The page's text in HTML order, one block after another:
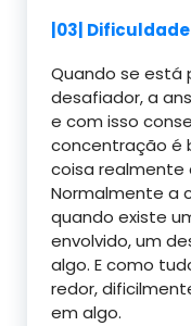
|03|
Quando se está
desafiador, a
e com isso
concentração é
coisa realmente
Normalmente a
quando existe
envolvido, um
algo. E como
redor,
em algo.